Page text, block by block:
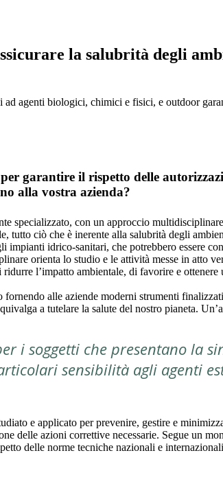
la salubrità degli
agenti biologici, chimici e fisici, e outdoor
garantire il rispetto delle
alla vostra azienda?
specializzato, con un approccio
ciò che è inerente alla salubrità degli
idrico-sanitari, che potrebbero essere
orienta lo studio e le attività messe in atto
l’impatto ambientale, di favorire e
alle aziende moderni strumenti
a tutelare la salute del nostro pianeta.
i soggetti che presentano la
sensibilità agli agenti
e applicato per prevenire, gestire e
delle azioni correttive necessarie. Segue un
delle norme tecniche nazionali e